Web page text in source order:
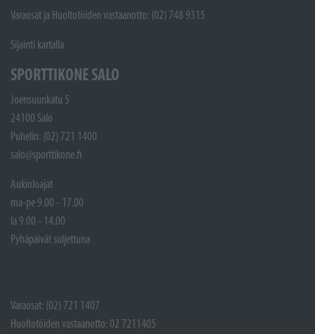
Varaosat ja Huoltotöiden vastaanotto: (02) 748 9315
Sijainti kartalla
SPORTTIKONE SALO
Joensuunkatu 5
24100 Salo
Puhelin: (02) 721 1400
salo@sporttikone.fi
Aukioloajat
ma-pe 9.00 - 17.00
la 9.00 - 14.00
Pyhäpäivät suljettuna
Varaosat: (02) 721 1407
Huoltotöiden vastaanotto: 02 7211405